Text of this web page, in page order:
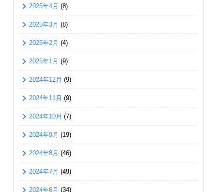
2025年4月 (8)
2025年3月 (8)
2025年2月 (4)
2025年1月 (9)
2024年12月 (9)
2024年11月 (9)
2024年10月 (7)
2024年9月 (19)
2024年8月 (46)
2024年7月 (49)
2024年6月 (34)